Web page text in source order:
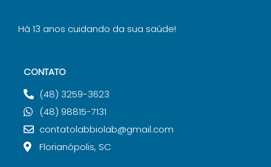
Há 13 anos cuidando da sua saúde!
CONTATO
(48) 3259-3623
(48) 98815-7131
contatolabbiolab@gmail.com
Florianópolis, SC